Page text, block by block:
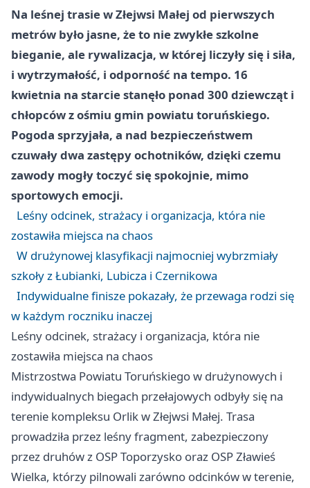
Na leśnej trasie w Złejwsi Małej od pierwszych
metrów było jasne, że to nie zwykłe szkolne
bieganie, ale rywalizacja, w której liczyły się i siła,
i wytrzymałość, i odporność na tempo. 16
kwietnia na starcie stanęło ponad 300 dziewcząt i
chłopców z ośmiu gmin powiatu toruńskiego.
Pogoda sprzyjała, a nad bezpieczeństwem
czuwały dwa zastępy ochotników, dzięki czemu
zawody mogły toczyć się spokojnie, mimo
sportowych emocji.
Leśny odcinek, strażacy i organizacja, która nie
zostawiła miejsca na chaos
W drużynowej klasyfikacji najmocniej wybrzmiały
szkoły z Łubianki, Lubicza i Czernikowa
Indywidualne finisze pokazały, że przewaga rodzi się
w każdym roczniku inaczej
Leśny odcinek, strażacy i organizacja, która nie
zostawiła miejsca na chaos
Mistrzostwa Powiatu Toruńskiego w drużynowych i
indywidualnych biegach przełajowych odbyły się na
terenie kompleksu Orlik w Złejwsi Małej. Trasa
prowadziła przez leśny fragment, zabezpieczony
przez druhów z OSP Toporzysko oraz OSP Zławieś
Wielka, którzy pilnowali zarówno odcinków w terenie,